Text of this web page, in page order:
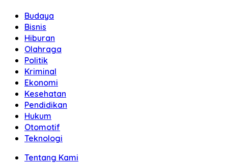
Informasi
Terkini
untuk
Anda"
Budaya
Bisnis
Hiburan
Olahraga
Politik
Kriminal
Ekonomi
Kesehatan
Pendidikan
Hukum
Otomotif
Teknologi
Tentang Kami